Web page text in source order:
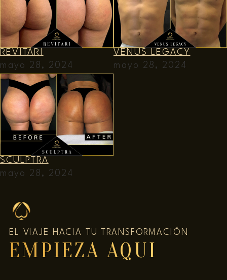
REVITARI
mayo 28, 2024
VENUS LEGACY
mayo 28, 2024
SCULPTRA
mayo 28, 2024
EL VIAJE HACIA TU TRANSFORMACIÓN
EMPIEZA AQUÍ